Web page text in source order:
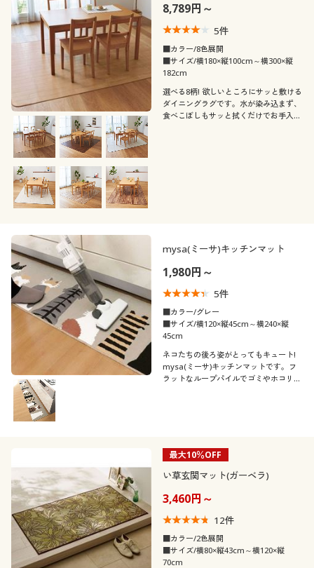
大きいサイズ メンズ
大きいサイズ 事務・制服
カタログ
カタログ・チラシからのご注文
デジタルカタログ
カタログ無料プレゼント
会員メニュー
マイページ
閲覧履歴
お気に入り
サポート
ご利用ガイド
よくある質問とお問い合わせ
カラー
こだわり条件
で絞り込む
素材
コットン・綿100
機能・特徴
える)
ゆったり
価格
閉じる
8,789円～
5件
■カラー/8色展開
■サイズ/横180×縦100cm～横300×縦
182cm
選べる8柄! 欲しいところにサッと敷ける
ダイニングラグです。水が染み込まず、
食べこぼしもサッと拭くだけでお手入れ
mysa(ミーサ)キッチンマット
1,980円～
5件
■カラー/グレー
■サイズ/横120×縦45cm～横240×縦
45cm
ネコたちの後ろ姿がとってもキュート!
mysa(ミーサ)キッチンマットです。フ
ラットなループパイルでゴミやホコリが
最大10％OFF
い草玄関マット(ガーベラ)
3,460円～
12件
■カラー/2色展開
■サイズ/横80×縦43cm～横120×縦
70cm